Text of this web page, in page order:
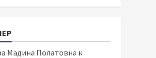
Мадина Полатовна к